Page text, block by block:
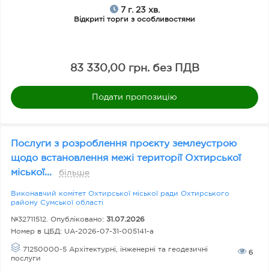
7 г. 23 хв.
Відкриті торги з особливостями
83 330,00 грн. без ПДВ
Подати пропозицію
Послуги з розроблення проєкту землеустрою
щодо встановлення межі території Охтирської
міської...
більше
Виконавчий комітет Охтирської міської ради Охтирського
району Сумської області
№32711512. Опубліковано: 31.07.2026
Номер в ЦБД: UA-2026-07-31-005141-a
71250000-5 Архітектурні, інженерні та геодезичні
послуги
6
З
з
к
о
ю